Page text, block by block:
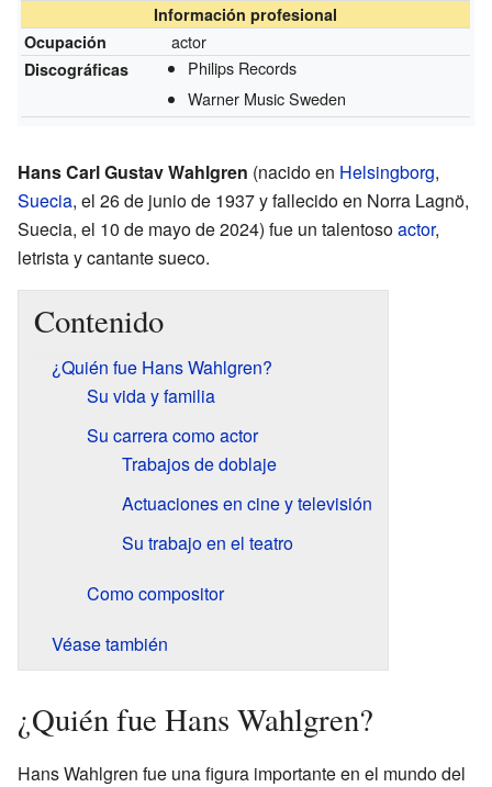
Información profesional
Ocupación
actor
Discográficas
Philips Records
Warner Music Sweden
Hans Carl Gustav Wahlgren (nacido en Helsingborg,
Suecia, el 26 de junio de 1937 y fallecido en Norra Lagnö,
Suecia, el 10 de mayo de 2024) fue un talentosoactor,
letrista y cantante sueco.
Contenido
¿Quién fue Hans Wahlgren?
Su vida y familia
Su carrera como actor
Trabajos de doblaje
Actuaciones en cine y televisión
Su trabajo en el teatro
Como compositor
Véase también
¿Quién fue Hans Wahlgren?
Hans Wahlgren fue una figura importante en el mundo del